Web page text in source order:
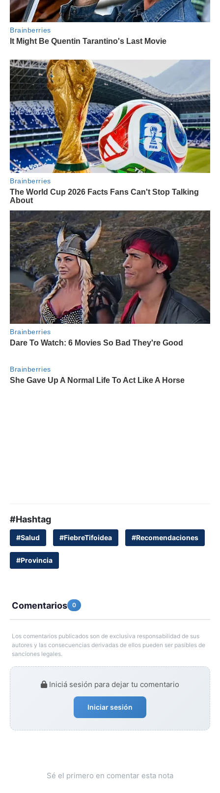
#Hashtag
#Salud #FiebreTifoidea #Recomendaciones
#Provincia
Comentarios 0
Los comentarios publicados son de exclusiva responsabilidad de sus
autores y las consecuencias derivadas de ellos pueden ser pasibles de
sanciones legales.
Iniciá sesión para dejar tu comentario
Iniciar sesión
Sé el primero en comentar esta nota